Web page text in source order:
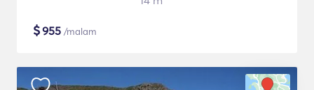
$955 /malam